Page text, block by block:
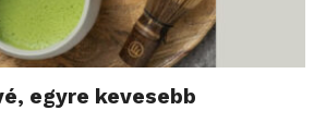
egyre kevesebb